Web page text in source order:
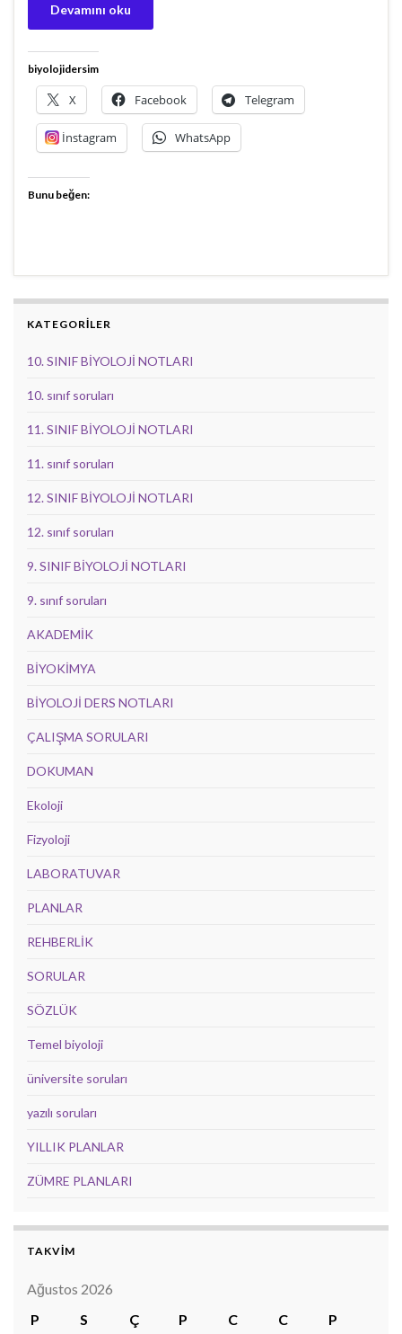
Devamını oku
biyolojidersim
X Facebook Telegram
İnstagram WhatsApp
Bunu beğen:
KATEGORİLER
10. SINIF BİYOLOJİ NOTLARI
10. sınıf soruları
11. SINIF BİYOLOJİ NOTLARI
11. sınıf soruları
12. SINIF BİYOLOJİ NOTLARI
12. sınıf soruları
9. SINIF BİYOLOJİ NOTLARI
9. sınıf soruları
AKADEMİK
BİYOKİMYA
BİYOLOJİ DERS NOTLARI
ÇALIŞMA SORULARI
DOKUMAN
Ekoloji
Fizyoloji
LABORATUVAR
PLANLAR
REHBERLİK
SORULAR
SÖZLÜK
Temel biyoloji
üniversite soruları
yazılı soruları
YILLIK PLANLAR
ZÜMRE PLANLARI
TAKVİM
Ağustos 2026
P
S Ç P C C
P